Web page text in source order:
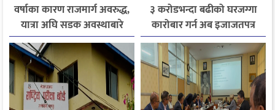
वर्षाका कारण राजमार्ग अवरुद्ध,
यात्रा अघि सडक अवस्थाबारे
जानकारी लिन आग्रह
३ करोडभन्दा बढीको घरजग्गा
कारोबार गर्न अब इजाजतपत्र
अनिवार्य